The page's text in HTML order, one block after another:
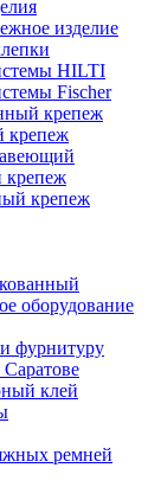
изделие
HILTI
Fischer
крепеж
крепеж
крепеж
оборудование
фурнитуру
клей
ремней